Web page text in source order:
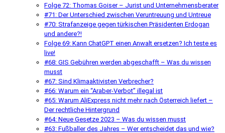
Folge 72: Thomas Goiser – Jurist und Unternehmensberater
#71: Der Unterschied zwischen Veruntreuung und Untreue
#70: Strafanzeige gegen türkischen Präsidenten Erdogan
und andere?!
Folge 69: Kann ChatGPT einen Anwalt ersetzen? Ich teste es
live!
#68: GIS Gebühren werden abgeschafft – Was du wissen
musst
#67: Sind Klimaaktivisten Verbrecher?
#66: Warum ein “Araber-Verbot” illegal ist
#65: Warum AliExpress nicht mehr nach Österreich liefert –
Der rechtliche Hintergrund
#64: Neue Gesetze 2023 – Was du wissen musst
#63: Fußballer des Jahres – Wer entscheidet das und wie?